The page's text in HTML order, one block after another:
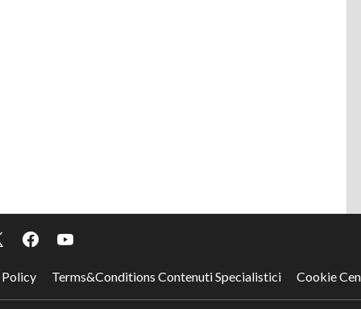
Terms&Conditions Contenuti Specialistici Cookie